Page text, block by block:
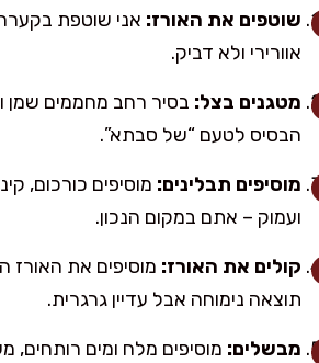
שוטפים את האורז:
אוורירי ולא דביק.
מטגנים בצל:
הבסיס לטעם “של סבתא”.
מוסיפים תבלינים:
ועמוק – אתם במקום הנכון.
קולים את האורז:
תוצאה נימוחה אבל עדיין גרגרית.
מבשלים: